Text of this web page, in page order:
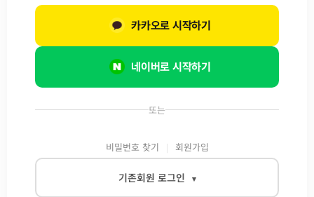
또는
비밀번호 찾기 회원가입
기존회원 로그인 ▾
네이버로 시작하기
카카오로 시작하기